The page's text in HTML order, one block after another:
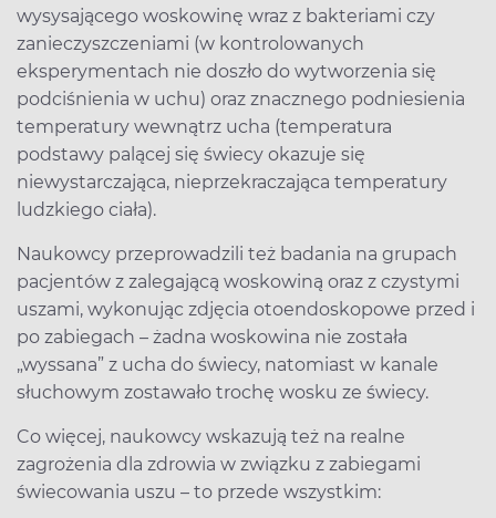
wysysającego woskowinę wraz z bakteriami czy
zanieczyszczeniami (w kontrolowanych
eksperymentach nie doszło do wytworzenia się
podciśnienia w uchu) oraz znacznego podniesienia
temperatury wewnątrz ucha (temperatura
podstawy palącej się świecy okazuje się
niewystarczająca, nieprzekraczająca temperatury
ludzkiego ciała).
Naukowcy przeprowadzili też badania na grupach
pacjentów z zalegającą woskowiną oraz z czystymi
uszami, wykonując zdjęcia otoendoskopowe przed i
po zabiegach – żadna woskowina nie została
„wyssana” z ucha do świecy, natomiast w kanale
słuchowym zostawało trochę wosku ze świecy.
Co więcej, naukowcy wskazują też na realne
zagrożenia dla zdrowia w związku z zabiegami
świecowania uszu – to przede wszystkim: